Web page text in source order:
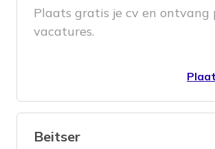
Plaats gratis je cv en ontvang
vacatures.
Beitser